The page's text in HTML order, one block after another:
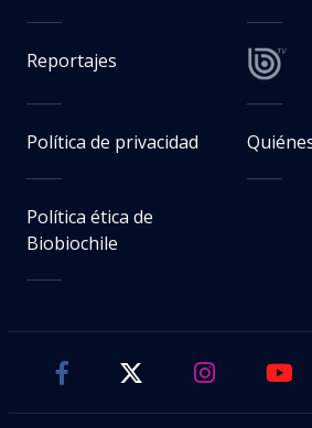
Reportajes
Política de privacidad
Política ética de
Biobiochile